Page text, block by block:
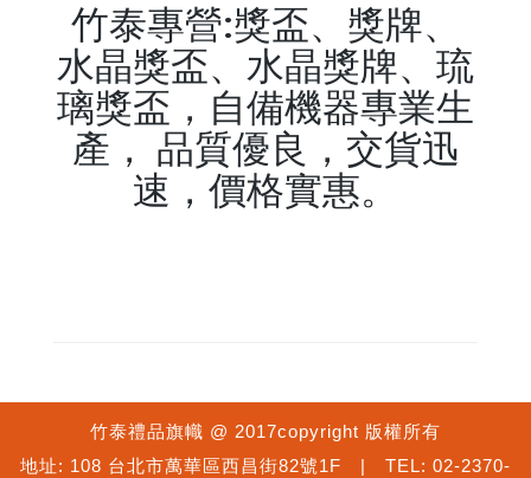
竹泰專營:獎盃、獎牌、
水晶獎盃、水晶獎牌、琉
璃獎盃，自備機器專業生
產， 品質優良，交貨迅
速，價格實惠。
竹泰禮品旗幟 @ 2017copyright 版權所有
地址: 108 台北市萬華區西昌街82號1F | TEL: 02-2370-